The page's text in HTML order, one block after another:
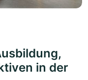
in der